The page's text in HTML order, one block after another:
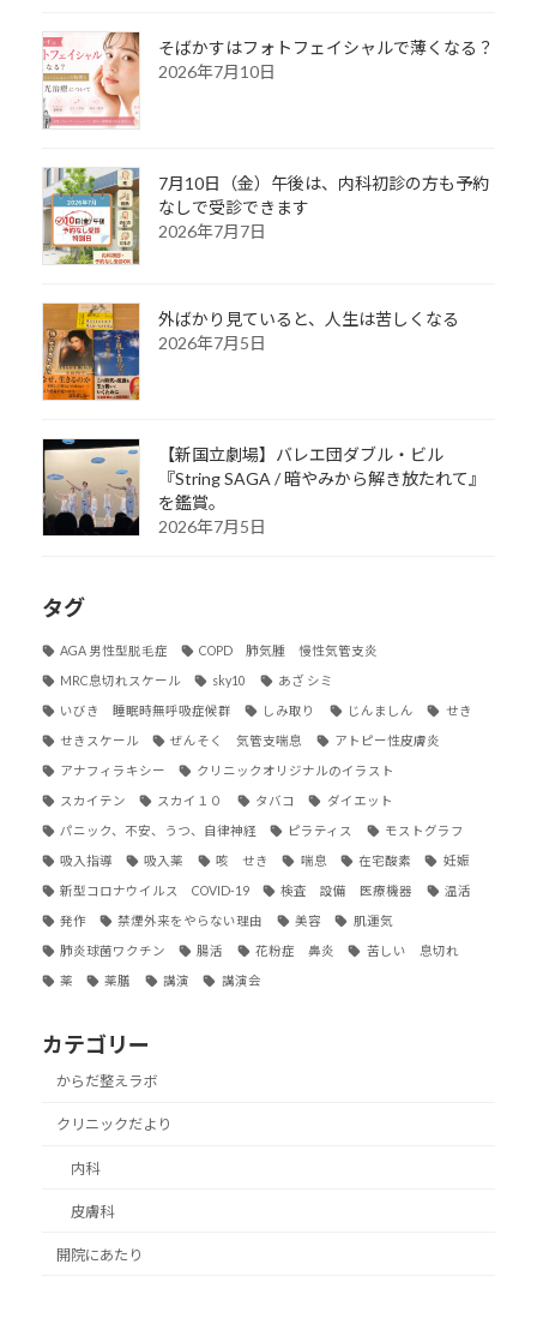
そばかすはフォトフェイシャルで薄くなる？
2026年7月10日
7月10日（金）午後は、内科初診の方も予約
なしで受診できます
2026年7月7日
外ばかり見ていると、人生は苦しくなる
2026年7月5日
【新国立劇場】バレエ団ダブル・ビル
『String SAGA / 暗やみから解き放たれて』
を鑑賞。
2026年7月5日
タグ
AGA 男性型脱毛症 COPD 肺気腫 慢性気管支炎
MRC息切れスケール sky10 あざ シミ
いびき 睡眠時無呼吸症候群 しみ取り じんましん せき
せきスケール ぜんそく 気管支喘息 アトピー性皮膚炎
アナフィラキシー クリニックオリジナルのイラスト
スカイテン スカイ１０ タバコ ダイエット
パニック、不安、うつ、自律神経 ピラティス モストグラフ
吸入指導 吸入薬 咳 せき 喘息 在宅酸素 妊娠
新型コロナウイルス COVID-19 検査 設備 医療機器 温活
発作 禁煙外来をやらない理由 美容 肌運気
肺炎球菌ワクチン 腸活 花粉症 鼻炎 苦しい 息切れ
薬 薬膳 講演 講演会
カテゴリー
からだ整えラボ
クリニックだより
内科
皮膚科
開院にあたり